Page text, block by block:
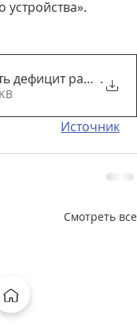
дефицит рабочей
.
Источник
Смотреть все